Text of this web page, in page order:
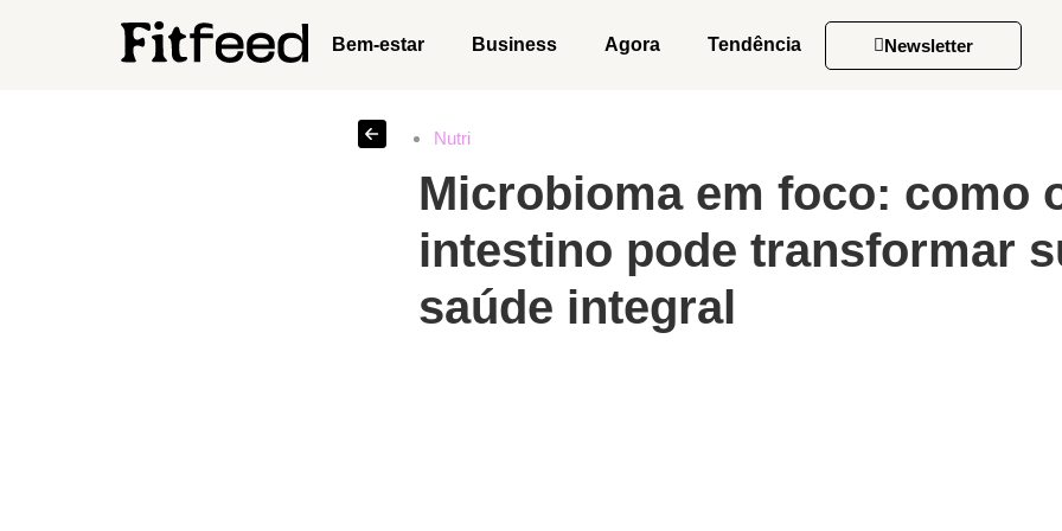
Bem-estar Business Agora Tendência Newsletter
Nutri
Microbioma em foco: como
intestino pode transformar
saúde integral